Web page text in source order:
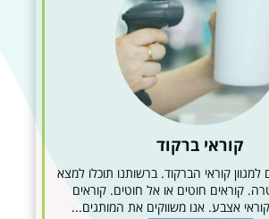
קוראי ברקוד
למגוון קוראי הברקוד. ברשותנו תוכלו למצא
קוראים חוטים או אל חוטים. קוראים
אצבע. אנו משווקים את המותגים...